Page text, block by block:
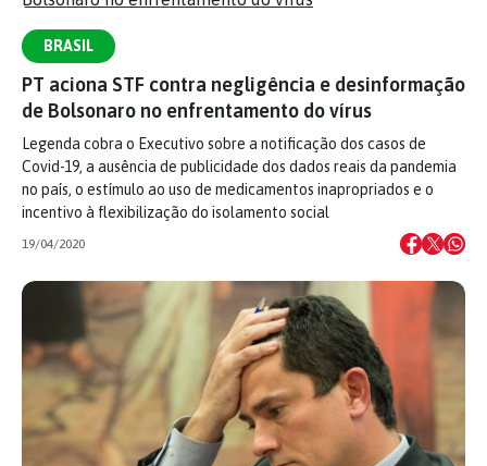
BRASIL
PT aciona STF contra negligência e desinformação
de Bolsonaro no enfrentamento do vírus
Legenda cobra o Executivo sobre a notificação dos casos de
Covid-19, a ausência de publicidade dos dados reais da pandemia
no país, o estímulo ao uso de medicamentos inapropriados e o
incentivo à flexibilização do isolamento social
19/04/2020